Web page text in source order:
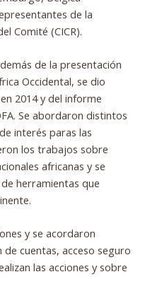
de la
Comité (CICR).
de la presentación
Occidental, se dio
2014 y del informe
Se abordaron distintos
interés paras las
los trabajos sobre
africanas y se
herramientas que
y se acordaron
cuentas, acceso seguro
las acciones y sobre